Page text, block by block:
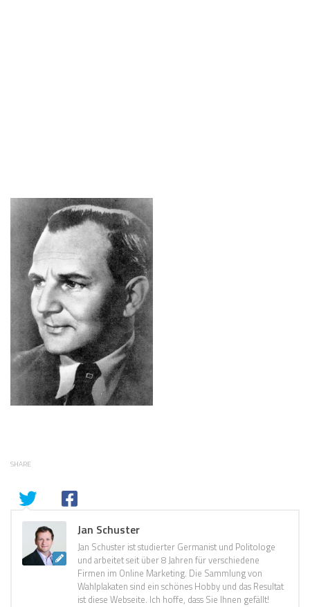
SHARE
Jan Schuster
Jan Schuster ist studierter Germanist und Politologe
und arbeitet seit über 8 Jahren für verschiedene
Firmen im Online Marketing. Die Sammlung von
Wahlplakaten sind ein schönes Hobby und das Resultat
ist diese Webseite. Ich hoffe, dass Sie Ihnen gefällt!